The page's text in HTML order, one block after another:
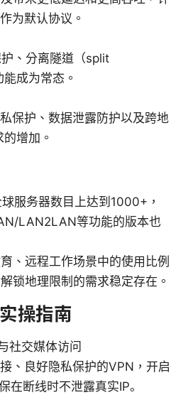
为默认协议。
、分离隧道（split
成为常态。
保护、数据泄露防护以及跨地
增加。
服务器数目上达到1000+，
LAN2LAN等功能的版本也
、远程工作场景中的使用比例
锁地理限制的需求稳定存在。
操指南
社交媒体访问
、良好隐私保护的VPN，开启
在断线时不泄露真实IP。